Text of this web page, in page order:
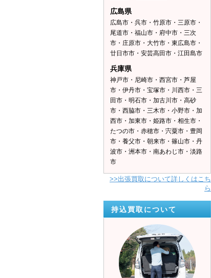
広島県
広島市・呉市・竹原市・三原市・
尾道市・福山市・府中市・三次
市・庄原市・大竹市・東広島市・
廿日市市・安芸高田市・江田島市
兵庫県
神戸市・尼崎市・西宮市・芦屋
市・伊丹市・宝塚市・川西市・三
田市・明石市・加古川市・高砂
市・西脇市・三木市・小野市・加
西市・加東市・姫路市・相生市・
たつの市・赤穂市・宍粟市・豊岡
市・養父市・朝来市・篠山市・丹
波市・洲本市・南あわじ市・淡路
市
>>出張買取について詳しくはこち
ら
持込買取について